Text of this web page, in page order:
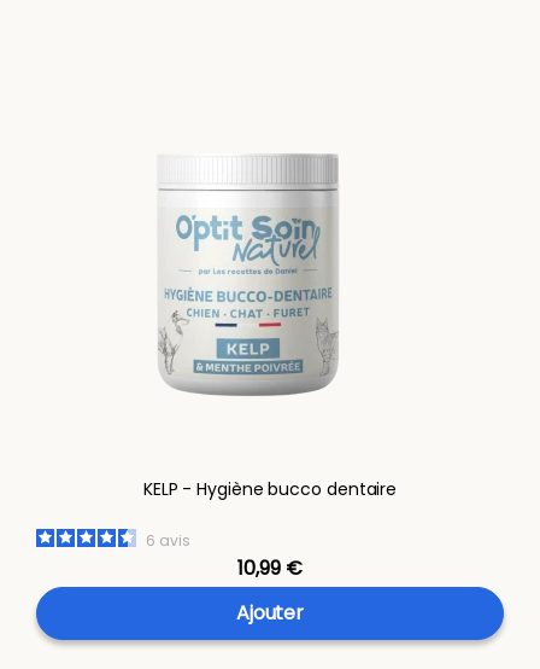
KELP - Hygiène bucco dentaire
6 avis
10,99 €
Ajouter